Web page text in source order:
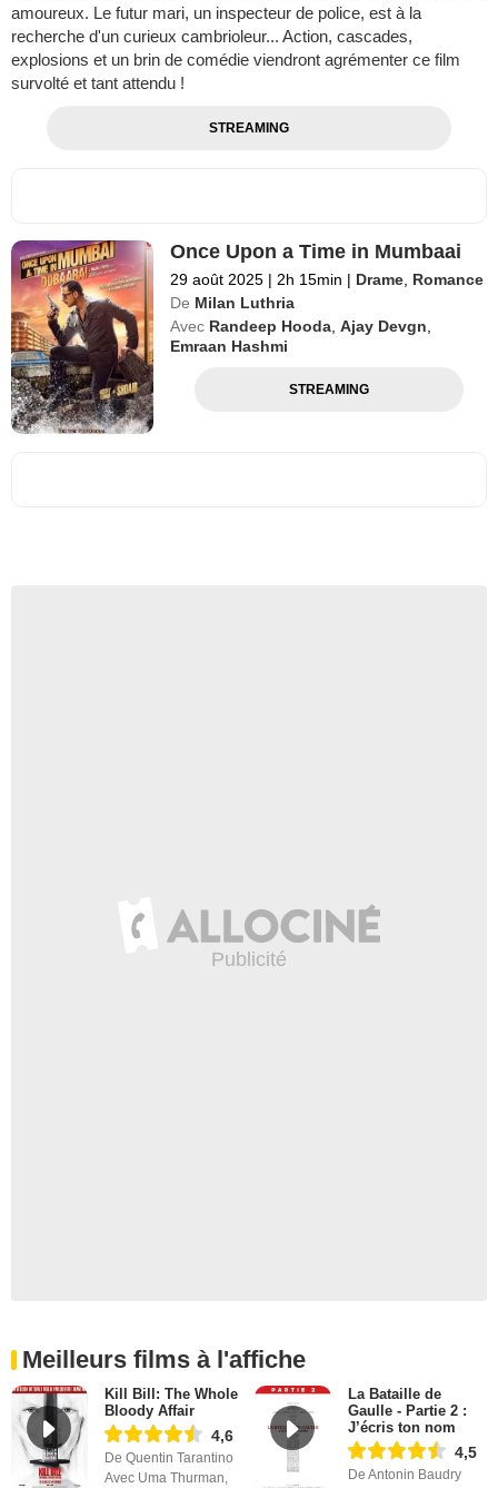
amoureux. Le futur mari, un inspecteur de police, est à la
recherche d'un curieux cambrioleur... Action, cascades,
explosions et un brin de comédie viendront agrémenter ce film
survolté et tant attendu !
STREAMING
Once Upon a Time in Mumbaai
29 août 2025 | 2h 15min | Drame Romance
De Milan Luthria
Avec Randeep Hooda ,Ajay Devgn
Emraan Hashmi
STREAMING
Meilleurs films à l'affiche
Kill Bill: The Whole
Bloody Affair
4,6
De Quentin Tarantino
Avec Uma Thurman,
La Bataille de
Gaulle - Partie 2 :
J’écris ton nom
4,5
De Antonin Baudry